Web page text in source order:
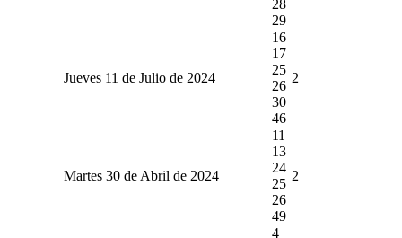
28
29
Jueves 11 de Julio de 2024
16
17
25
26
30
46
2
Martes 30 de Abril de 2024
11
13
24
25
26
49
2
4